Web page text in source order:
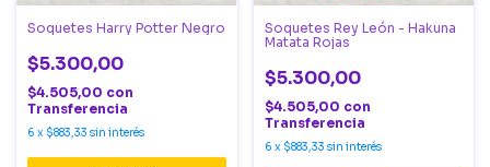
Soquetes Harry Potter Negro
$5.300,00
$4.505,00 con
Transferencia
6 x $883,33 sin interés
Soquetes Rey León - Hakuna
Matata Rojas
$5.300,00
$4.505,00 con
Transferencia
6 x $883,33 sin interés